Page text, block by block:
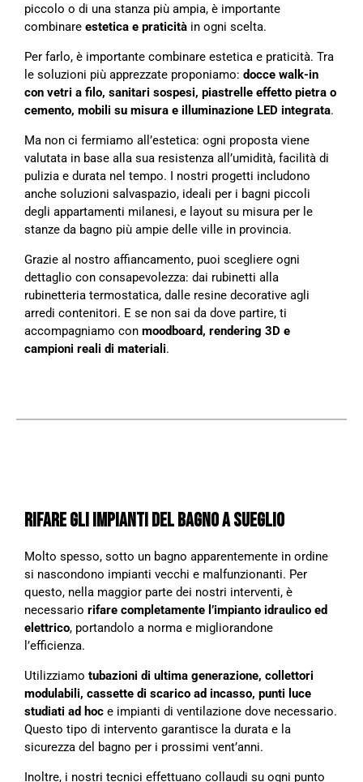
piccolo o di una stanza più ampia, è importante
combinare estetica e praticità in ogni scelta.
Per farlo, è importante combinare estetica e praticità. Tra
le soluzioni più apprezzate proponiamo: docce walk-in
con vetri a filo, sanitari sospesi, piastrelle effetto pietra o
cemento, mobili su misura e illuminazione LED integrata.
Ma non ci fermiamo all’estetica: ogni proposta viene
valutata in base alla sua resistenza all’umidità, facilità di
pulizia e durata nel tempo. I nostri progetti includono
anche soluzioni salvaspazio, ideali per i bagni piccoli
degli appartamenti milanesi, e layout su misura per le
stanze da bagno più ampie delle ville in provincia.
Grazie al nostro affiancamento, puoi scegliere ogni
dettaglio con consapevolezza: dai rubinetti alla
rubinetteria termostatica, dalle resine decorative agli
arredi contenitori. E se non sai da dove partire, ti
accompagniamo con moodboard, rendering 3D e
campioni reali di materiali.
RIFARE GLI IMPIANTI DEL BAGNO A SUEGLIO
Molto spesso, sotto un bagno apparentemente in ordine
si nascondono impianti vecchi e malfunzionanti. Per
questo, nella maggior parte dei nostri interventi, è
necessario rifare completamente l’impianto idraulico ed
elettrico, portandolo a norma e migliorandone
l’efficienza.
Utilizziamo tubazioni di ultima generazione, collettori
modulabili, cassette di scarico ad incasso, punti luce
studiati ad hoc e impianti di ventilazione dove necessario.
Questo tipo di intervento garantisce la durata e la
sicurezza del bagno per i prossimi vent’anni.
Inoltre, i nostri tecnici effettuano collaudi su ogni punto